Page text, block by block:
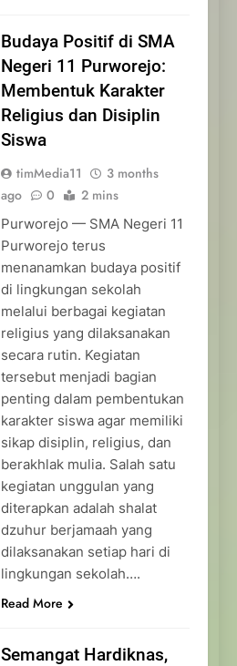
Budaya Positif di SMA
Negeri 11 Purworejo:
Membentuk Karakter
Religius dan Disiplin
Siswa
timMedia11
3 months
ago
0 2 mins
Purworejo — SMA Negeri 11
Purworejo terus
menanamkan budaya positif
di lingkungan sekolah
melalui berbagai kegiatan
religius yang dilaksanakan
secara rutin. Kegiatan
tersebut menjadi bagian
penting dalam pembentukan
karakter siswa agar memiliki
sikap disiplin, religius, dan
berakhlak mulia. Salah satu
kegiatan unggulan yang
diterapkan adalah shalat
dzuhur berjamaah yang
dilaksanakan setiap hari di
lingkungan sekolah….
Read More
Semangat Hardiknas,